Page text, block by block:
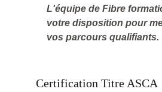
L'équipe de Fibre
votre disposition pour
vos parcours qualifiants.
Certification Titre ASCA